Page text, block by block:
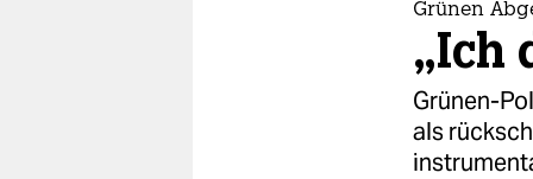
Grünen
„Ich
Grünen-
als